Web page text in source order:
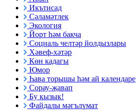
Икътисад
Сәламәтлек
Экология
Йорт һәм бакча
Социаль челтәр йолдызлары
Хәвеф-хәтәр
Көн кадагы
Юмор
Һава торышы һәм ай календаре
Сорау-җавап
Бу кызык!
Файдалы мәгълүмат